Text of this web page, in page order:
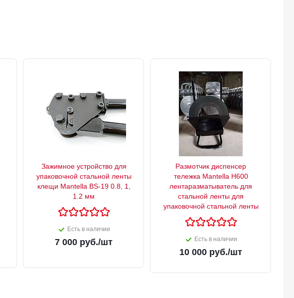
Зажимное устройство для
упаковочной стальной ленты
клещи Mantella BS-19 0.8, 1,
1.2 мм
Есть в наличии
7 000 руб./шт
Размотчик диспенсер
тележка Mantella H600
лентаразматыватель для
стальной ленты для
упаковочной стальной ленты
Есть в наличии
10 000 руб./шт